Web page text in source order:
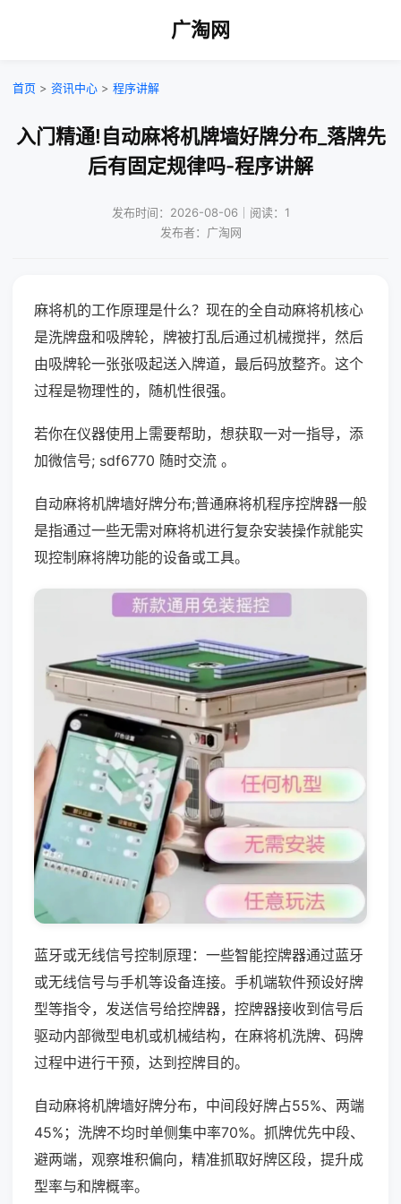
广淘网
首页 > 资讯中心 > 程序讲解
入门精通!自动麻将机牌墙好牌分布_落牌先
后有固定规律吗-程序讲解
发布时间：2026-08-06｜阅读：1
发布者：广淘网
麻将机的工作原理是什么？现在的全自动麻将机核心
是洗牌盘和吸牌轮，牌被打乱后通过机械搅拌，然后
由吸牌轮一张张吸起送入牌道，最后码放整齐。这个
过程是物理性的，随机性很强。
若你在仪器使用上需要帮助，想获取一对一指导，添
加微信号; sdf6770 随时交流 。
自动麻将机牌墙好牌分布;普通麻将机程序控牌器一般
是指通过一些无需对麻将机进行复杂安装操作就能实
现控制麻将牌功能的设备或工具。
蓝牙或无线信号控制原理：一些智能控牌器通过蓝牙
或无线信号与手机等设备连接。手机端软件预设好牌
型等指令，发送信号给控牌器，控牌器接收到信号后
驱动内部微型电机或机械结构，在麻将机洗牌、码牌
过程中进行干预，达到控牌目的。
自动麻将机牌墙好牌分布，中间段好牌占55%、两端
45%；洗牌不均时单侧集中率70%。抓牌优先中段、
避两端，观察堆积偏向，精准抓取好牌区段，提升成
型率与和牌概率。